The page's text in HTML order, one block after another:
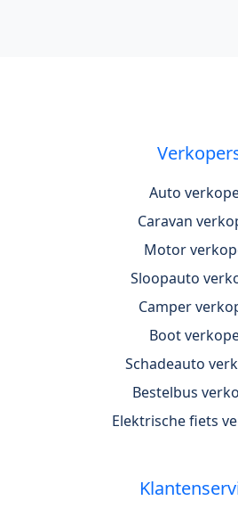
Auto
Caravan
Motor
Sloopauto
Camper
Boot
Schadeauto
Bestelbus
Elektrische fiets